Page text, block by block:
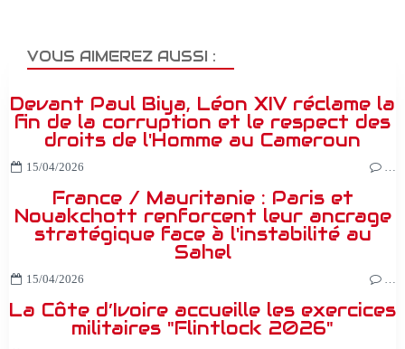
VOUS AIMEREZ AUSSI :
Devant Paul Biya, Léon XIV réclame la
fin de la corruption et le respect des
droits de l'Homme au Cameroun
15/04/2026 …
France / Mauritanie : Paris et
Nouakchott renforcent leur ancrage
stratégique face à l'instabilité au
Sahel
15/04/2026 …
La Côte d’Ivoire accueille les exercices
militaires "Flintlock 2026"